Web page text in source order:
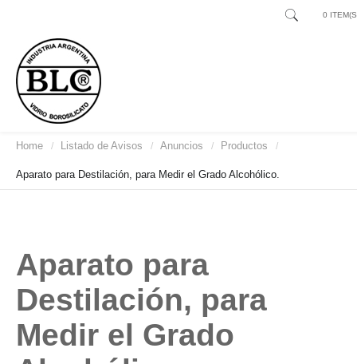
0
Home / Listado de Avisos / Anuncios / Productos /
Aparato para Destilación, para Medir el Grado Alcohólico.
Aparato para
Destilación, para
Medir el Grado